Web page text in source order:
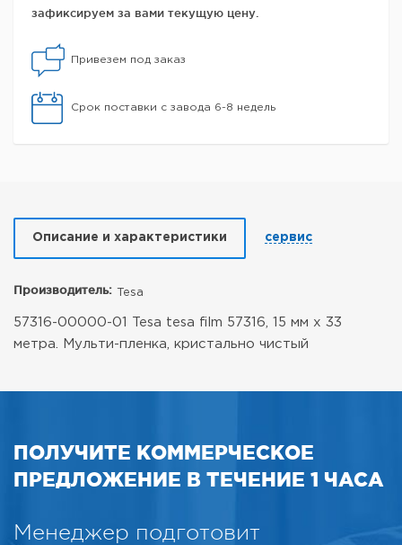
зафиксируем за вами текущую цену.
Привезем под заказ
Срок поставки с завода 6-8 недель
Описание и характеристики сервис
Производитель: Tesa
57316-00000-01 Tesa tesa film 57316, 15 мм x 33
метра. Мульти-пленка, кристально чистый
ПОЛУЧИТЕ КОММЕРЧЕСКОЕ
ПРЕДЛОЖЕНИЕ В ТЕЧЕНИЕ 1 ЧАСА
Менеджер подготовит